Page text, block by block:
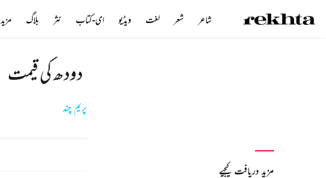
دودھ کی قیمت
پریم چند
مزید دریافت کیجیے
شاعر شعر لغت ویڈیو ای-کتاب نثر بلاگ مزید